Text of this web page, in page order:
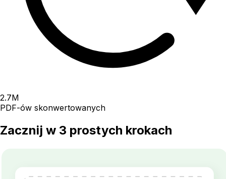
2.7M
PDF-ów skonwertowanych
Zacznij w 3 prostych krokach